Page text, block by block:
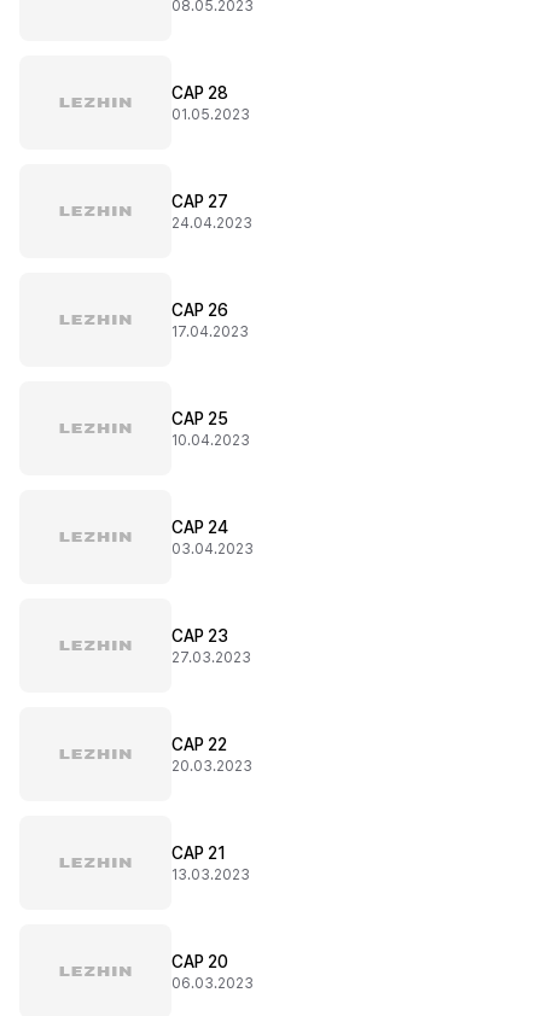
08.05.2023
CAP 28
01.05.2023
CAP 27
24.04.2023
CAP 26
17.04.2023
CAP 25
10.04.2023
CAP 24
03.04.2023
CAP 23
27.03.2023
CAP 22
20.03.2023
CAP 21
13.03.2023
CAP 20
06.03.2023